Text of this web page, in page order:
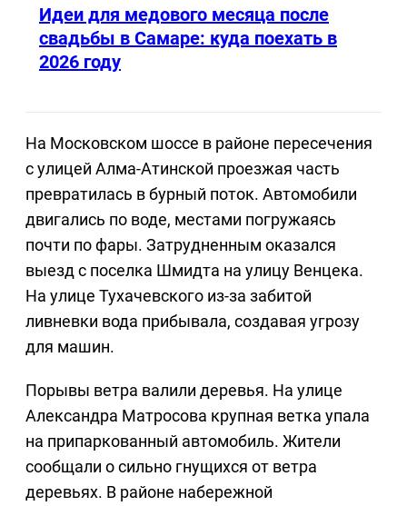
Идеи для медового месяца после
свадьбы в Самаре: куда поехать в
2026 году
На Московском шоссе в районе пересечения
с улицей Алма-Атинской проезжая часть
превратилась в бурный поток. Автомобили
двигались по воде, местами погружаясь
почти по фары. Затрудненным оказался
выезд с поселка Шмидта на улицу Венцека.
На улице Тухачевского из-за забитой
ливневки вода прибывала, создавая угрозу
для машин.
Порывы ветра валили деревья. На улице
Александра Матросова крупная ветка упала
на припаркованный автомобиль. Жители
сообщали о сильно гнущихся от ветра
деревьях. В районе набережной